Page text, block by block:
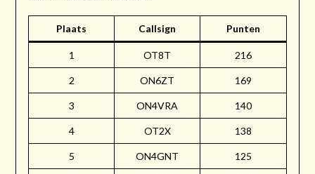
Plaats Callsign Punten
1 OT8T 216
2 ON6ZT 169
3 ON4VRA 140
4 OT2X 138
5 ON4GNT 125